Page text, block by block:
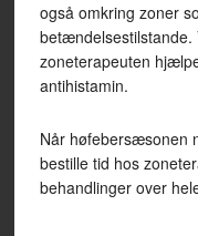
også omkring zoner
betændelsestilstande.
zoneterapeuten
antihistamin.
Når høfebersæsonen
bestille tid hos
behandlinger over